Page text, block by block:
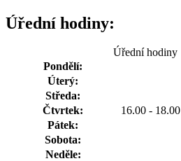
Úřední hodiny:
Úřední hodiny
Pondělí:
Úterý:
Středa:
Čtvrtek:
16.00 - 18.00
Pátek:
Sobota:
Neděle: